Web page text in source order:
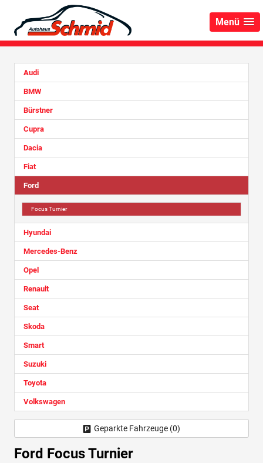
Menü
Ford Focus Turnier
Audi
BMW
Bürstner
Cupra
Dacia
Fiat
Ford
Focus Turnier
Hyundai
Mercedes-Benz
Opel
Renault
Seat
Skoda
Smart
Suzuki
Toyota
Volkswagen
Geparkte Fahrzeuge (0)